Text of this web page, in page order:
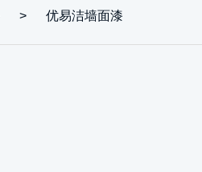
> 优易洁墙面漆